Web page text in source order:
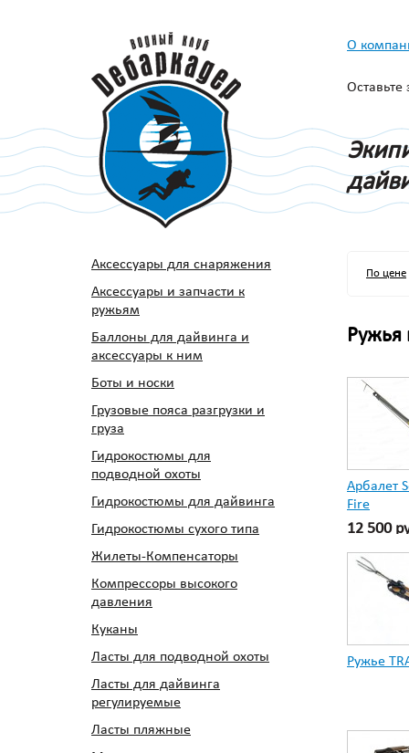
О
Аксессуары для снаряжения
Аксессуары и запчасти к
ружьям
Баллоны для дайвинга и
аксессуары к ним
Боты и носки
Грузовые пояса разгрузки и
груза
Гидрокостюмы для
подводной охоты
Гидрокостюмы для дайвинга
Гидрокостюмы сухого типа
Жилеты-Компенсаторы
Компрессоры высокого
давления
Куканы
Ласты для подводной охоты
Ласты для дайвинга
регулируемые
Ласты пляжные
По цене
Ружья
Арбалет
Fire
12 500
Ружье